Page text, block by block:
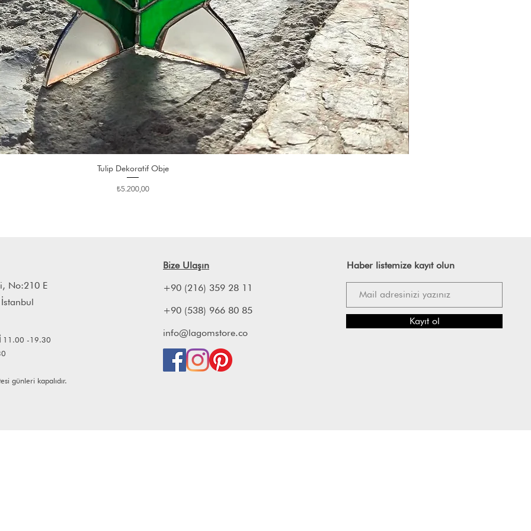
Tulip Dekoratif Obje
Fiyat
₺5.200,00
No:210 E
11.00 -19.30
günleri kapalıdır.
Bize Ulaşın
+90 (216) 359 28 11
+90 (538) 966 80 85
info@lagomstore.co
Haber listemize kayıt olun
Kayıt ol